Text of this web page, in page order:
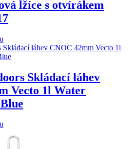
lžíce s otvírákem
Skládací láhev
Vecto 1l Water